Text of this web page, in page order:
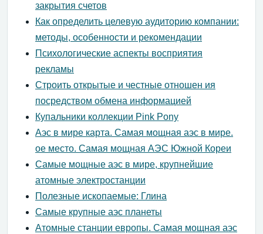
закрытия счетов
Как определить целевую аудиторию компании:
методы, особенности и рекомендации
Психологические аспекты восприятия
рекламы
Строить открытые и честные отношен ия
посредством обмена информацией
Купальники коллекции Pink Pony
Аэс в мире карта. Самая мощная аэс в мире.
ое место. Самая мощная АЭС Южной Кореи
Самые мощные аэс в мире, крупнейшие
атомные электростанции
Полезные ископаемые: Глина
Самые крупные аэс планеты
Атомные станции европы. Самая мощная аэс